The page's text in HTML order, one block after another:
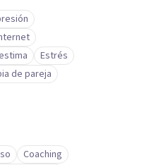
Estrés
de pareja
Coaching